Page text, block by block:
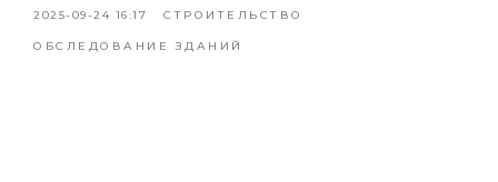
2025-09-24 16:17 СТРОИТЕЛЬСТВО
ОБСЛЕДОВАНИЕ ЗДАНИЙ